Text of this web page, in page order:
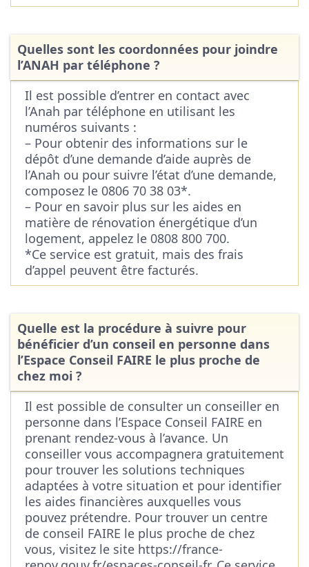
Quelles sont les coordonnées pour joindre
l’ANAH par téléphone ?
Il est possible d’entrer en contact avec
l’Anah par téléphone en utilisant les
numéros suivants :
– Pour obtenir des informations sur le
dépôt d’une demande d’aide auprès de
l’Anah ou pour suivre l’état d’une demande,
composez le 0806 70 38 03*.
– Pour en savoir plus sur les aides en
matière de rénovation énergétique d’un
logement, appelez le 0808 800 700.
*Ce service est gratuit, mais des frais
d’appel peuvent être facturés.
Quelle est la procédure à suivre pour
bénéficier d’un conseil en personne dans
l’Espace Conseil FAIRE le plus proche de
chez moi ?
Il est possible de consulter un conseiller en
personne dans l’Espace Conseil FAIRE en
prenant rendez-vous à l’avance. Un
conseiller vous accompagnera gratuitement
pour trouver les solutions techniques
adaptées à votre situation et pour identifier
les aides financières auxquelles vous
pouvez prétendre. Pour trouver un centre
de conseil FAIRE le plus proche de chez
vous, visitez le site https://france-